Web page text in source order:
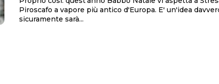
Piroscafo a vapore più antico d'Europa. E' un'idea davvero originale e
sicuramente sarà...